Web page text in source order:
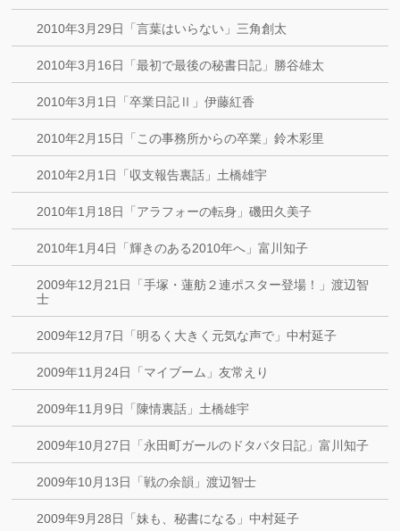
2010年3月29日「言葉はいらない」三角創太
2010年3月16日「最初で最後の秘書日記」勝谷雄太
2010年3月1日「卒業日記Ⅱ」伊藤紅香
2010年2月15日「この事務所からの卒業」鈴木彩里
2010年2月1日「収支報告裏話」土橋雄宇
2010年1月18日「アラフォーの転身」磯田久美子
2010年1月4日「輝きのある2010年へ」富川知子
2009年12月21日「手塚・蓮舫２連ポスター登場！」渡辺智
士
2009年12月7日「明るく大きく元気な声で」中村延子
2009年11月24日「マイブーム」友常えり
2009年11月9日「陳情裏話」土橋雄宇
2009年10月27日「永田町ガールのドタバタ日記」富川知子
2009年10月13日「戦の余韻」渡辺智士
2009年9月28日「妹も、秘書になる」中村延子